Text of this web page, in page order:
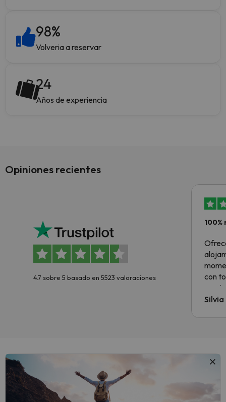
98%
Volveria a reservar
24
Años de experiencia
Opiniones recientes
4.7 sobre 5 basado en 5523 valoraciones
con